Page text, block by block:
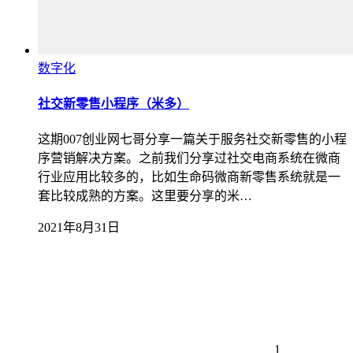
数字化
社交新零售小程序（米多）
这期007创业网七哥分享一篇关于服务社交新零售的小程
序营销解决方案。之前我们分享过社交电商系统在微商
行业应用比较多的，比如生命码微商新零售系统就是一
套比较成熟的方案。这里要分享的米…
2021年8月31日
1